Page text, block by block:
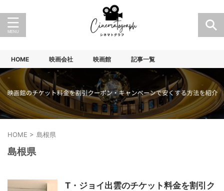
HOME 映画会社 映画館 記事一覧
HOME > 島根県
島根県
T・ジョイ出雲のチケット料金を割引ク